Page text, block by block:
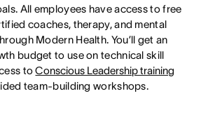
All employees have access to free
coaches, therapy, and mental
Modern Health. You’ll get an
budget to use on technical skill
toConscious Leadership training
team-building workshops.